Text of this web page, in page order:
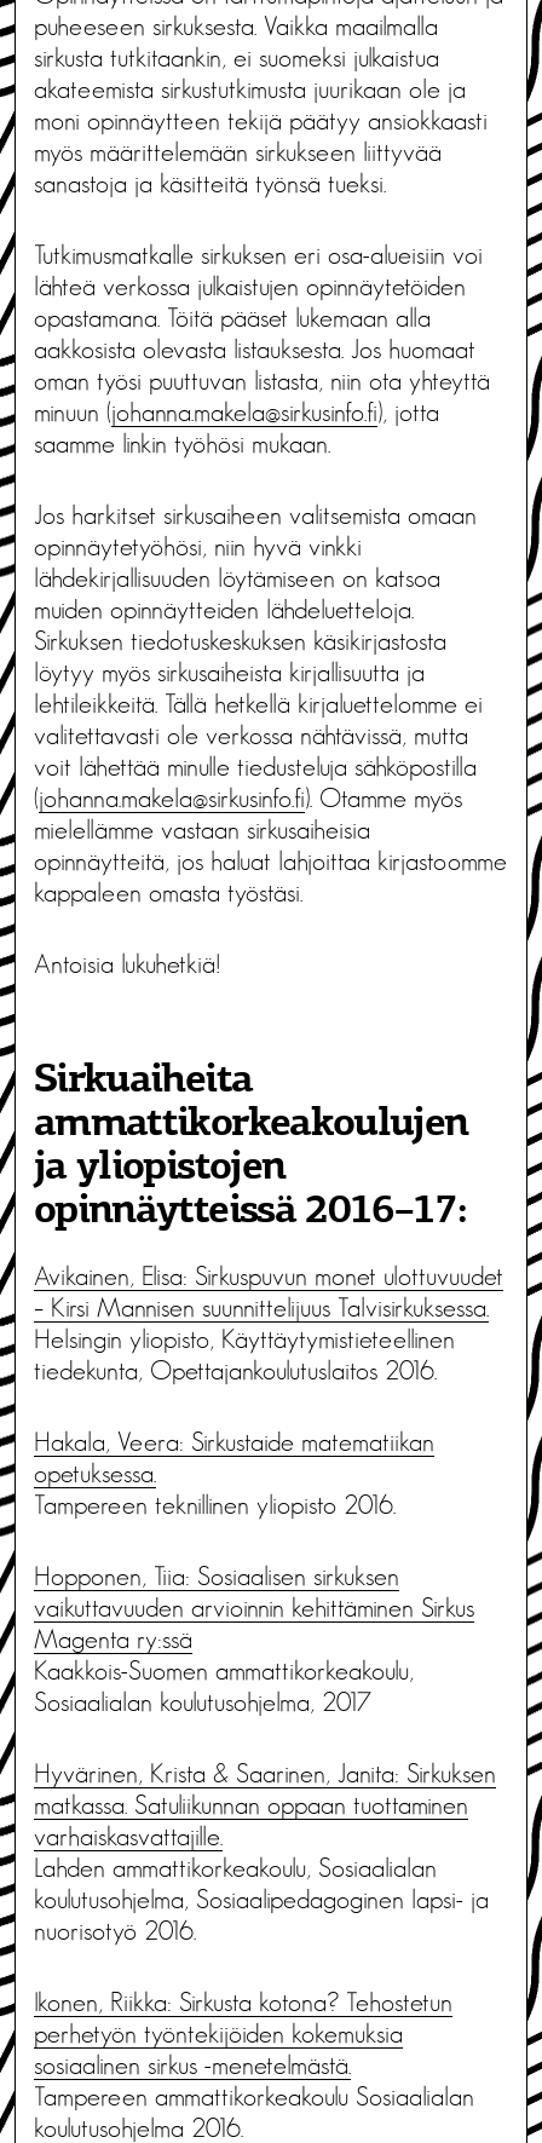
puheeseen sirkuksesta. Vaikka maailmalla
sirkusta tutkitaankin, ei suomeksi julkaistua
akateemista sirkustutkimusta juurikaan ole ja
moni opinnäytteen tekijä päätyy ansiokkaasti
myös määrittelemään sirkukseen liittyvää
sanastoja ja käsitteitä työnsä tueksi.
Tutkimusmatkalle sirkuksen eri osa-alueisiin voi
lähteä verkossa julkaistujen opinnäytetöiden
opastamana. Töitä pääset lukemaan alla
aakkosista olevasta listauksesta. Jos huomaat
oman työsi puuttuvan listasta, niin ota yhteyttä
minuun (johanna.makela@sirkusinfo.fi), jotta
saamme linkin työhösi mukaan.
Jos harkitset sirkusaiheen valitsemista omaan
opinnäytetyöhösi, niin hyvä vinkki
lähdekirjallisuuden löytämiseen on katsoa
muiden opinnäytteiden lähdeluetteloja.
Sirkuksen tiedotuskeskuksen käsikirjastosta
löytyy myös sirkusaiheista kirjallisuutta ja
lehtileikkeitä. Tällä hetkellä kirjaluettelomme ei
valitettavasti ole verkossa nähtävissä, mutta
voit lähettää minulle tiedusteluja sähköpostilla
(johanna.makela@sirkusinfo.fi). Otamme myös
mielellämme vastaan sirkusaiheisia
opinnäytteitä, jos haluat lahjoittaa kirjastoomme
kappaleen omasta työstäsi.
Antoisia lukuhetkiä!
Sirkuaiheita
ammattikorkeakoulujen
ja yliopistojen
opinnäytteissä 2016–17:
Avikainen, Elisa: Sirkuspuvun monet ulottuvuudet
– Kirsi Mannisen suunnittelijuus Talvisirkuksessa.
Helsingin yliopisto, Käyttäytymistieteellinen
tiedekunta, Opettajankoulutuslaitos 2016.
Hakala, Veera: Sirkustaide matematiikan
opetuksessa.
Tampereen teknillinen yliopisto 2016.
Hopponen, Tiia: Sosiaalisen sirkuksen
vaikuttavuuden arvioinnin kehittäminen Sirkus
Magenta ry:ssä
Kaakkois-Suomen ammattikorkeakoulu,
Sosiaalialan koulutusohjelma, 2017
Hyvärinen, Krista & Saarinen, Janita: Sirkuksen
matkassa. Satuliikunnan oppaan tuottaminen
varhaiskasvattajille.
Lahden ammattikorkeakoulu, Sosiaalialan
koulutusohjelma, Sosiaalipedagoginen lapsi- ja
nuorisotyö 2016.
Ikonen, Riikka: Sirkusta kotona? Tehostetun
perhetyön työntekijöiden kokemuksia
sosiaalinen sirkus -menetelmästä.
Tampereen ammattikorkeakoulu Sosiaalialan
koulutusohjelma 2016.